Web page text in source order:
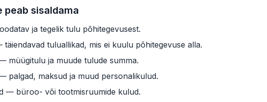
peab sisaldama
ja tegelik tulu põhitegevusest.
tuluallikad, mis ei kuulu põhitegevuse alla.
müügitulu ja muude tulude summa.
palgad, maksud ja muud personalikulud.
— büroo- või tootmisruumide kulud.